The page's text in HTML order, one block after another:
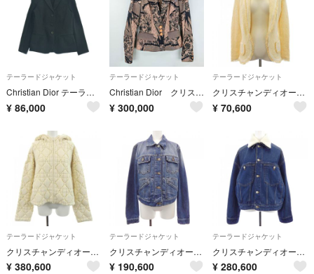
テーラードジャケット
Christian Dior テーラードジャケット S 紺 【古着】【中古】【送料無料】
¥ 86,000
テーラードジャケット
Christian Dior クリスチャンディオール ガリアーノ期 総柄 ジャケット 34 06SS 2006年春夏コレクション
¥ 300,000
テーラードジャケット
クリスチャンディオール CHRISTIAN DIOR 9A13021050 ジャケット
¥ 70,600
テーラードジャケット
クリスチャンディオール CHRISTIAN DIOR カナージュ ウール & カシミヤ ブレンド 514G08A3400 ジャケット
¥ 380,600
テーラードジャケット
クリスチャンディオール CHRISTIAN DIOR 422V30A3830 デニムジャケット
¥ 190,600
テーラードジャケット
クリスチャンディオール CHRISTIAN DIOR 542V70A3073 デニムジャケット
¥ 280,600